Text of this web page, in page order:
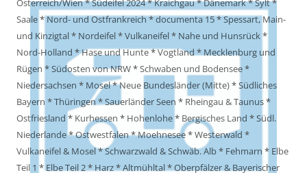
Österreich/Wien*Südeifel 2024*Kraichgau*Dänemark*Sylt*
Saale*Nord- und Ostfrankreich*documenta 15*Spessart, Main-
und Kinzigtal* Nordeifel*Vulkaneifel* Nahe und Hunsrück*
Nord-Holland *Hase und Hunte*Vogtland*Mecklenburg und
Rügen *Südosten von NRW*Schwaben und Bodensee*
Niedersachsen * Mosel*Neue Bundesländer (Mitte)*Südliches
Bayern *Thüringen*Sauerländer Seen * Rheingau & Taunus*
Ostfriesland * Kurhessen * Hohenlohe* Bergisches Land *Südl.
Niederlande*Ostwestfalen*Moehnesee*Westerwald *
Vulkaneifel & Mosel*Schwarzwald & Schwäb. Alb* Fehmarn * Elbe
Teil 1 *Elbe Teil 2*Harz*Altmühltal*Oberpfälzer & Bayerischer